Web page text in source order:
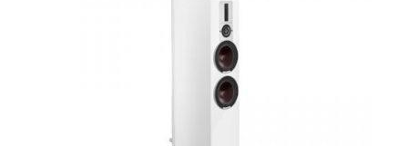
OVER ONS
REFERENTIES